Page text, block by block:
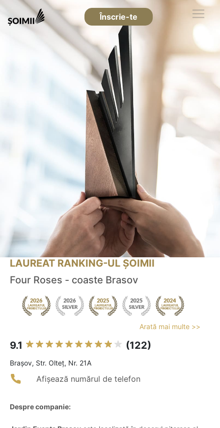
Înscrie-te
LAUREAT RANKING-UL ȘOIMII
Four Roses - coaste Brasov
Arată mai multe >>
9.1 (122)
Braşov, Str. Olteț, Nr. 21A
Afișează numărul de telefon
Despre companie: